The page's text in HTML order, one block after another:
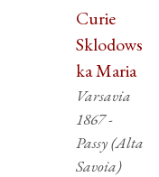
Curie
Sklodows
ka Maria
Varsavia
1867 -
Passy (Alta
Savoia)